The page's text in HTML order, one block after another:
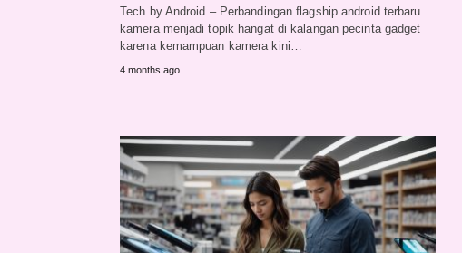
Tech by Android – Perbandingan flagship android terbaru
kamera menjadi topik hangat di kalangan pecinta gadget
karena kemampuan kamera kini…
4 months ago